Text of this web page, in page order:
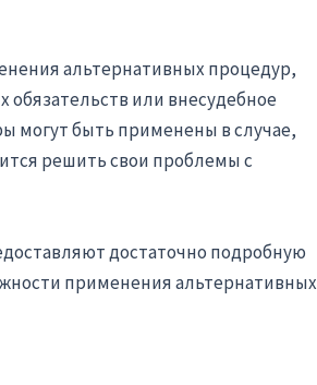
альтернативных процедур,
обязательств или внесудебное
могут быть применены в случае,
решить свои проблемы с
достаточно подробную
применения альтернативных